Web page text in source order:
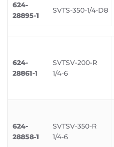
624-
28895-1
SVTS-350-1/4-D8
624-
28861-1
SVTSV-200-R
1/4-6
624-
28858-1
SVTSV-350-R
1/4-6